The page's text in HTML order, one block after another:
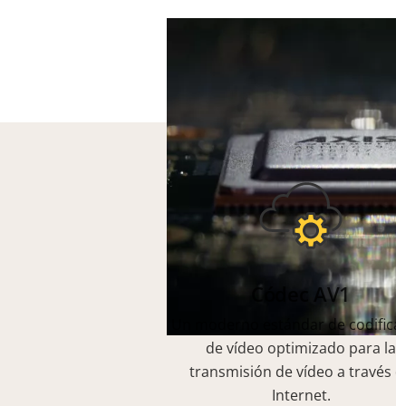
Códec AV1
Un moderno estándar de
de vídeo optimizado para la
transmisión de vídeo a través
Internet.